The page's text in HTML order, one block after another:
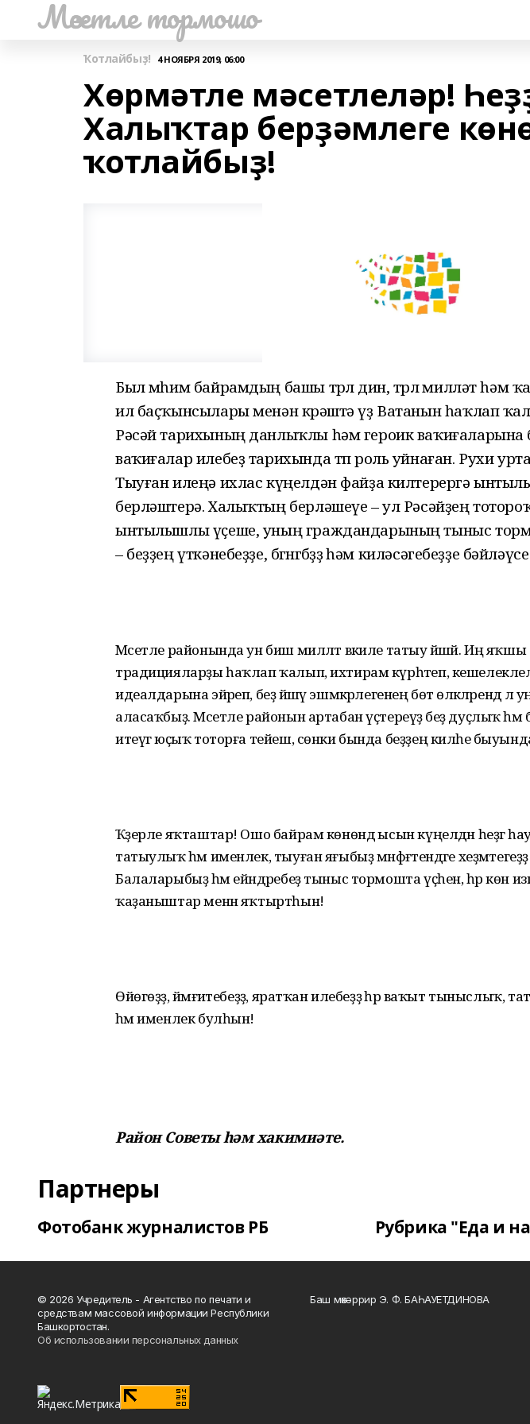
Мәсетле тормошо
Ҡотлайбыҙ! 4 НОЯБРЯ 2019, 06:00
Хөрмәтле мәсетлеләр!
Халыҡтар берҙәмлеге
ҡотлайбыҙ!
Был мөһим байрамдың башы төрлө дин, төрлө милләт һәм
ил баҫҡынсылары менән көрәштә үҙ Ватанын һаҡлап
Рәсәй тарихының данлыҡлы һәм героик
ваҡиғалар илебеҙ тарихында төп роль уйнаған. Рухи
Тыуған илеңә ихлас күңелдән файҙа килтерергә ынтылыу
берләштерә. Халыҡтың берләшеүе – ул Рәсәйҙең
ынтылышлы үҫеше, уның граждандарының тыныс
– беҙҙең үткәнебеҙҙе, бөгөнгөбөҙҙө һәм киләсәгебеҙҙе
Мәсетле районында ун биш милләт вәкиле татыу йәшәй. Иң яҡшы
традицияларҙы һаҡлап ҡалып, ихтирам күрһәтеп,
идеалдарына эйәреп, беҙ йәшәү эшмәкәрлегенең бөтә өлкәләрендә
аласаҡбыҙ. Мәсетле районын артабан үҫтереүҙә беҙ дуҫлыҡ һәм
итеүгә юҫыҡ тоторға тейеш, сөнки бында беҙҙең киләһе быуындар
Ҡәҙерле яҡташтар! Ошо байрам көнөндә ысын күңелдән һеҙгә
татыулыҡ һәм именлек, тыуған яғыбыҙ мәнфәғәтендәге
Балаларыбыҙ һәм ейәндәребеҙ тыныс тормошта үҫһен, һәр көн
ҡаҙаныштар менән яҡтыртһын!
Өйөгөҙҙә, йәмғиәтебеҙҙә, яратҡан илебеҙҙә һәр ваҡыт тыныслыҡ,
һәм именлек булһын!
Район Советы һәм хакимиәте.
Партнеры
Фотобанк журналистов РБ Рубрика "Еда и
© 2026 Учредитель - Агентство по печати и
средствам массовой информации Республики
Башкортостан.
Об использовании персональных данных
Баш мөхәррир Э. Ф. БАҺАУЕТДИНОВА